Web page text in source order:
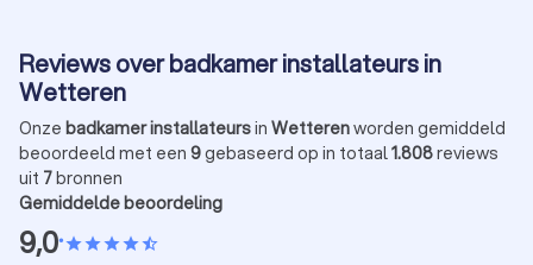
Reviews over badkamer installateurs in
Wetteren
Onze badkamer installateursin Wetterenworden gemiddeld
beoordeeld met een 9gebaseerd op in totaal1.808reviews
uit 7bronnen
Gemiddelde beoordeling
9,0•starstarstarstarstar_half